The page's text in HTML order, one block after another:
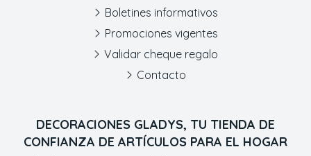
DECORACIONES GLADYS, TU TIENDA DE
CONFIANZA DE ARTÍCULOS PARA EL HOGAR
Boletines informativos
Promociones vigentes
Validar cheque regalo
Contacto